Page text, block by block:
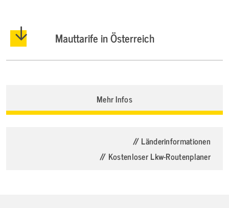
Mauttarife in Österreich
Mehr Infos
// Länderinformationen
// Kostenloser Lkw-Routenplaner